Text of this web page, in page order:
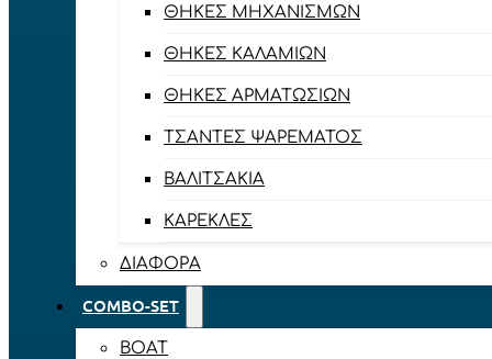
ΘΉΚΕΣ ΜΗΧΑΝΙΣΜΏΝ
ΘΉΚΕΣ ΚΑΛΑΜΙΏΝ
ΘΉΚΕΣ ΑΡΜΑΤΩΣΙΏΝ
ΤΣΆΝΤΕΣ ΨΑΡΈΜΑΤΟΣ
ΒΑΛΙΤΣΆΚΙΑ
ΚΑΡΈΚΛΕΣ
ΔΙΆΦΟΡΑ
COMBO-SET
BOAT